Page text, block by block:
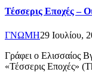
Τέσσερις Εποχές –
ΓΝΩΜΗ29 Ιουλίου,
Γράφει ο Ελισσαίος
«Τέσσερις Εποχές»